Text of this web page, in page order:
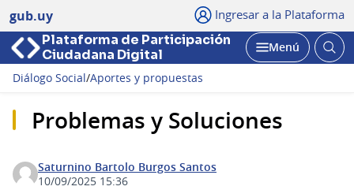
gub.uy Ingresar a la Plataforma
Plataforma de Participación
Ciudadana Digital
Abrir
Menú
Diálogo Social/Aportes y propuestas
Problemas y Soluciones
Saturnino Bartolo Burgos Santos
10/09/2025 15:36